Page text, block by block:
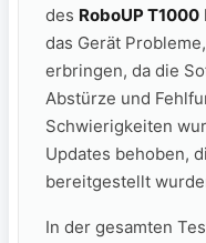
des RoboUP ​T1000
das Gerät
erbringen, da ⁣die
Abstürze und
Schwierigkeiten
Updates behoben,
bereitgestellt
In der gesamten